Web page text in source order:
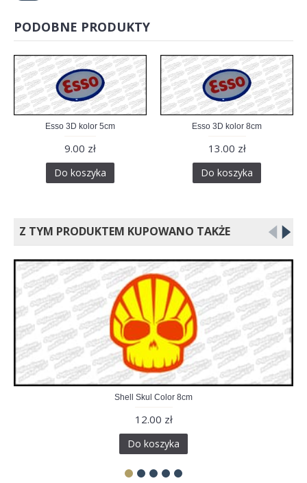
PODOBNE PRODUKTY
Esso 3D kolor 5cm
9.00 zł
Do koszyka
Esso 3D kolor 8cm
13.00 zł
Do koszyka
Z TYM PRODUKTEM KUPOWANO TAKŻE
Shell Skul Color 8cm
12.00 zł
Do koszyka